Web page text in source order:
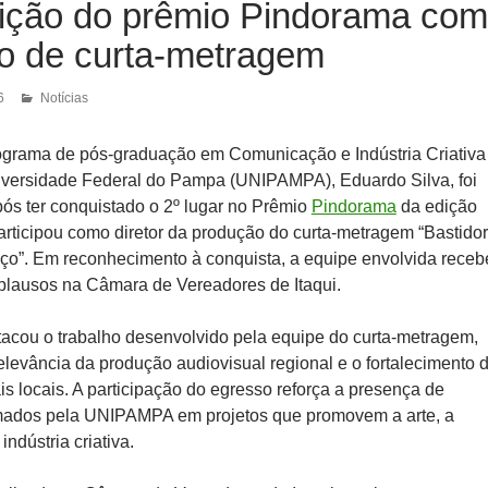
do prêmio Pindorama com
de curta-metragem
Notícias
de pós-graduação em Comunicação e Indústria Criativa
Federal do Pampa (UNIPAMPA), Eduardo Silva, foi
ter conquistado o 2º lugar no Prêmio Pindorama da edição
como diretor da produção do curta-metragem
Em reconhecimento à conquista, a equipe envolvida
na Câmara de Vereadores de Itaqui.
o trabalho desenvolvido pela equipe do curta-metragem,
da produção audiovisual regional e o fortalecimento
locais. A participação do egresso reforça a presença de
pela UNIPAMPA em projetos que promovem a arte, a
criativa.